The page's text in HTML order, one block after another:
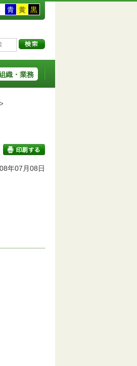
青 黄 黒
織・業務
年07月08日